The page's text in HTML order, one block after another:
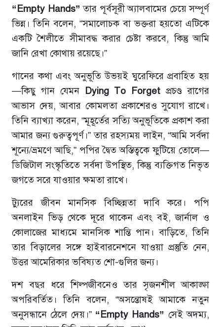
“Empty Hands” তার পূর্বসূরী অ্যালবামের চেয়ে সম্পূর্ণ
ভিন্ন। তিনি বলেন, “সমালোচক বা ভক্তরা হয়তো এটিকে
একটি শৈলীতে সীমাবদ্ধ করার চেষ্টা করবে, কিন্তু আমি
জানি রেখা কোথায় রয়েছে।”
গানের কথা এবং অনুভূতি উভয়ই ঘুরেফিরে প্রবাহিত হয়
—কিছু গান যেমন Dying To Forget প্রচণ্ড রাগের
আভাস দেয়, আবার কোমলতা প্রকাশেরও সুযোগ রাখে।
তিনি ব্যাখ্যা করেন, “মূহূর্তের সত্যি অনুভূতিকে প্রকাশ করা
আমার জন্য গুরুত্বপূর্ণ।” তার রহস্যময় লাইন, “আমি সর্বদা
শূন্যে/ভ্রমণে আছি,” পপির দ্বৈত অস্তিত্বকে ফুটিয়ে তোলে—
ডিজিটাল সংস্কৃতিতে সর্বদা উপস্থিত, কিন্তু ব্যক্তিগত নিভৃত
জগতে সরে যাওয়ার ক্ষমতা রাখে।
ট্যুরের জীবন মানসিক বিচ্ছিন্নতা দাবি করে। পপি
অনলাইন ভিড় থেকে দূরে থাকেন এবং বই, জার্নাল ও
কোলাজের মাধ্যমে মানসিক শান্তি পান। বাড়িতে, তিনি
তার বিড়ালের সঙ্গে হাইবারনেশনে যাওয়া প্রস্তুতি নেন,
উত্তর আমেরিকার ভবিষ্যত শো-গুলির জন্য।
দশ বছর ধরে শিল্পজীবনেও তার সৃজনশীল আকাঙ্ক্ষা
অপরিবর্তিত। তিনি বলেন, “অসন্তোষই আমাকে নতুন
অনুসন্ধানে ঠেলে দেয়।” “Empty Hands” সেই অদম্য,